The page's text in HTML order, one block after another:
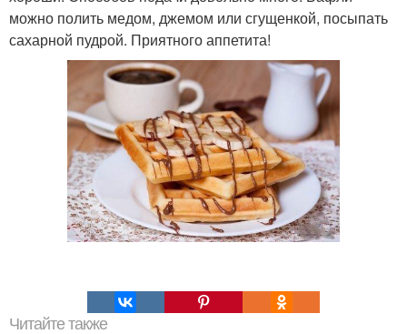
можно полить медом, джемом или сгущенкой, посыпать
сахарной пудрой. Приятного аппетита!
Читайте также